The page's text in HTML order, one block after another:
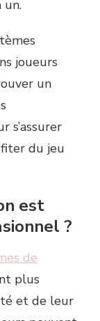
un.
joueurs
un
s’assurer
du jeu
est
?
de
plus
et de leur